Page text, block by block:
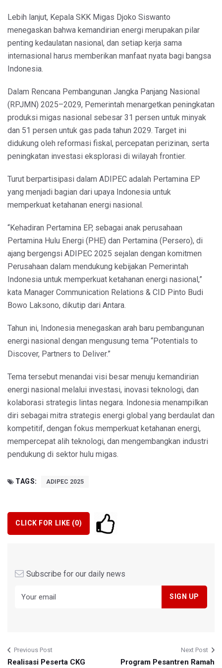
Lebih lanjut, Kepala SKK Migas Djoko Siswanto
menegaskan bahwa kemandirian energi merupakan pilar
penting kedaulatan nasional, dan setiap kerja sama
internasional harus memberikan manfaat nyata bagi bangsa
Indonesia.
Dalam Rencana Pembangunan Jangka Panjang Nasional
(RPJMN) 2025–2029, Pemerintah menargetkan peningkatan
produksi migas nasional sebesar 31 persen untuk minyak
dan 51 persen untuk gas pada tahun 2029. Target ini
didukung oleh reformasi fiskal, percepatan perizinan, serta
peningkatan investasi eksplorasi di wilayah frontier.
Turut berpartisipasi dalam ADIPEC adalah Pertamina EP
yang menjadi bagian dari upaya Indonesia untuk
memperkuat ketahanan energi nasional.
“Kehadiran Pertamina EP, sebagai anak perusahaan
Pertamina Hulu Energi (PHE) dan Pertamina (Persero), di
ajang bergengsi ADIPEC 2025 sejalan dengan komitmen
Perusahaan dalam mendukung kebijakan Pemerintah
Indonesia untuk memperkuat ketahanan energi nasional,”
kata Manager Communication Relations & CID Pinto Budi
Bowo Laksono, dikutip dari Antara.
Tahun ini, Indonesia menegaskan arah baru pembangunan
energi nasional dengan mengusung tema “Potentials to
Discover, Partners to Deliver.”
Tema tersebut menandai visi besar menuju kemandirian
energi nasional melalui investasi, inovasi teknologi, dan
kolaborasi strategis lintas negara. Indonesia menampilkan
diri sebagai mitra strategis energi global yang berdaulat dan
kompetitif, dengan fokus memperkuat ketahanan energi,
mempercepat alih teknologi, dan mengembangkan industri
pendukung di sektor hulu migas.
TAGS: ADIPEC 2025
CLICK FOR LIKE (0)
Subscribe for our daily news
Previous Post
Realisasi Peserta CKG
Next Post
Program Pesantren Ramah